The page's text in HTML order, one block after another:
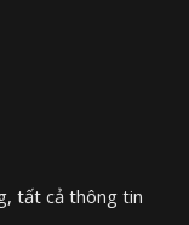
tất cả thông tin